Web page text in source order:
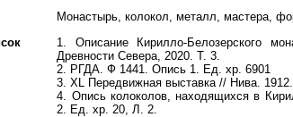
Монастырь, колокол, металл, мастера,
1. Описание Кирилло-Белозерского
Древности Севера, 2020. Т. 3.
2. РГДА. Ф 1441. Опись 1. Ед. хр. 6901
3. XL Передвижная выставка // Нива.
4. Опись колоколов, находящихся в
2. Ед. хр. 20, Л. 2.